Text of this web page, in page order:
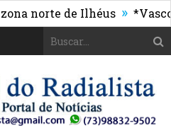
de Ilhéus » *Vasco